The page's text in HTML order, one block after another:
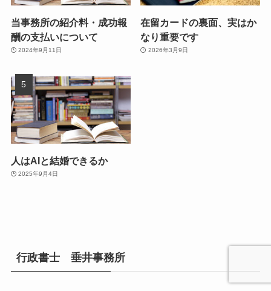
当事務所の紹介料・成功報
酬の支払いについて
2024年9月11日
在留カードの裏面、実はか
なり重要です
2026年3月9日
人はAIと結婚できるか
2025年9月4日
行政書士 垂井事務所